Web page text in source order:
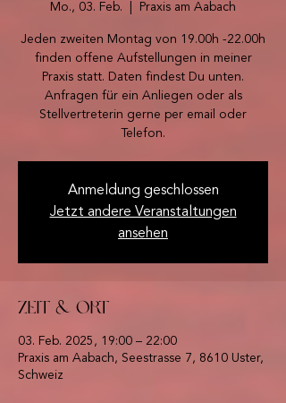
Mo., 03. Feb. Praxis am Aabach
Jeden zweiten Montag von 19.00h -22.00h
finden offene Aufstellungen in meiner
Praxis statt. Daten findest Du unten.
Anfragen für ein Anliegen oder als
Stellvertreterin gerne per email oder
Telefon.
Anmeldung geschlossen
Jetzt andere Veranstaltungen
ansehen
Zeit & Ort
03. Feb. 2025, 19:00 – 22:00
Praxis am Aabach, Seestrasse 7, 8610 Uster,
Schweiz